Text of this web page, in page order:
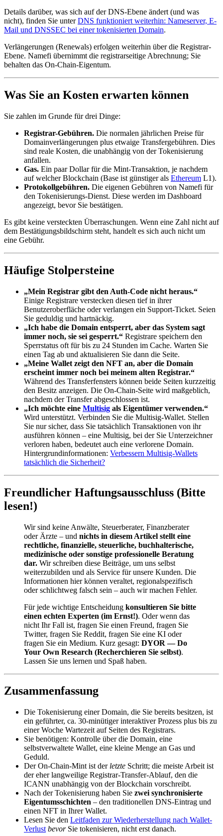
Details darüber, was sich auf der DNS-Ebene ändert (und was
nicht), finden Sie unterDNS funktioniert weiterhin: Nameserver, E-
Mail und DNSSEC bei einer tokenisierten Domain.
Verlängerungen (Renewals) erfolgen weiterhin über die Registrar-
Ebene. Namefi übernimmt die registrarseitige Abrechnung; Sie
behalten das On-Chain-Eigentum.
Was Sie an Kosten erwarten können
Sie zahlen im Grunde für drei Dinge:
Registrar-Gebühren. Die normalen jährlichen Preise für
Domainverlängerungen plus etwaige Transfergebühren. Dies
sind reale Kosten, die unabhängig von der Tokenisierung
anfallen.
Gas. Ein paar Dollar für die Mint-Transaktion, je nachdem
auf welcher Blockchain (Base ist günstiger als Ethereum L1).
Protokollgebühren. Die eigenen Gebühren von Namefi für
den Tokenisierungs-Dienst. Diese werden im Dashboard
angezeigt, bevor Sie bestätigen.
Es gibt keine versteckten Überraschungen. Wenn eine Zahl nicht auf
dem Bestätigungsbildschirm steht, handelt es sich auch nicht um
eine Gebühr.
Häufige Stolpersteine
„Mein Registrar gibt den Auth-Code nicht heraus.“
Einige Registrare verstecken diesen tief in ihrer
Benutzeroberfläche oder verlangen ein Support-Ticket. Seien
Sie geduldig und hartnäckig.
„Ich habe die Domain entsperrt, aber das System sagt
immer noch, sie sei gesperrt.“ Registrare speichern den
Sperrstatus oft für bis zu 24 Stunden im Cache. Warten Sie
einen Tag ab und aktualisieren Sie dann die Seite.
„Meine Wallet zeigt den NFT an, aber die Domain
erscheint immer noch bei meinem alten Registrar.“
Während des Transferfensters können beide Seiten kurzzeitig
den Besitz anzeigen. Die On-Chain-Seite wird maßgeblich,
nachdem der Transfer abgeschlossen ist.
„Ich möchte eine Multisig als Eigentümer verwenden.“
Wird unterstützt. Verbinden Sie die Multisig-Wallet. Stellen
Sie nur sicher, dass Sie tatsächlich Transaktionen von ihr
ausführen können – eine Multisig, bei der Sie Unterzeichner
verloren haben, bedeutet auch eine verlorene Domain.
Hintergrundinformationen: Verbessern Multisig-Wallets
tatsächlich die Sicherheit?
Freundlicher Haftungsausschluss (Bitte
lesen!)
Wir sind keine Anwälte, Steuerberater, Finanzberater
oder Ärzte – und nichts in diesem Artikel stellt eine
rechtliche, finanzielle, steuerliche, buchhalterische,
medizinische oder sonstige professionelle Beratung
dar. Wir schreiben diese Beiträge, um uns selbst
weiterzubilden und als Service für unsere Kunden. Die
Informationen hier können veraltet, regionalspezifisch
oder schlichtweg falsch sein – auch wir machen Fehler.
Für jede wichtige Entscheidung konsultieren Sie bitte
einen echten Experten (im Ernst!). Oder wenn das
nicht Ihr Fall ist, fragen Sie einen Freund, fragen Sie
Twitter, fragen Sie Reddit, fragen Sie eine KI oder
fragen Sie ein Medium. Kurz gesagt: DYOR — Do
Your Own Research (Recherchieren Sie selbst).
Lassen Sie uns lernen und Spaß haben.
Zusammenfassung
Die Tokenisierung einer Domain, die Sie bereits besitzen, ist
ein geführter, ca. 30-minütiger interaktiver Prozess plus bis zu
einer Woche Wartezeit auf Seiten des Registrars.
Sie benötigen: Kontrolle über die Domain, eine
selbstverwaltete Wallet, eine kleine Menge an Gas und
Geduld.
Der On-Chain-Mint ist der letzte Schritt; die meiste Arbeit ist
der eher langweilige Registrar-Transfer-Ablauf, den die
ICANN unabhängig von der Blockchain vorschreibt.
Nach der Tokenisierung haben Sie zwei synchronisierte
Eigentumsschichten – den traditionellen DNS-Eintrag und
einen NFT in Ihrer Wallet.
Lesen Sie den Leitfaden zur Wiederherstellung nach Wallet-
Verlust bevorSie tokenisieren, nicht erst danach.